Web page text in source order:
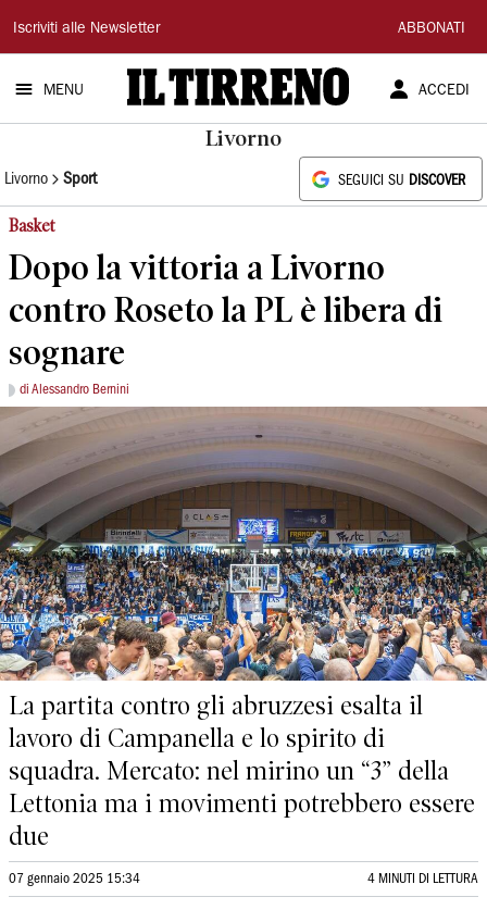
Il
Tirreno
Iscriviti alle Newsletter ABBONATI
MENU ACCEDI
Livorno
Livorno Sport SEGUICI SU DISCOVER
Basket
Dopo la vittoria a Livorno
contro Roseto la PL è libera di
sognare
di Alessandro Bernini
La partita contro gli abruzzesi esalta il
lavoro di Campanella e lo spirito di
squadra. Mercato: nel mirino un “3” della
Lettonia ma i movimenti potrebbero essere
due
07 gennaio 2025 15:34 4 MINUTI DI LETTURA